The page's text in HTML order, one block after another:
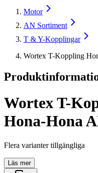
Motor
AN Sortiment
T & Y-Kopplingar
Wortex T-Koppling
Wortex T-
Hona-Hona
Flera varianter tillgängliga
Läs mer